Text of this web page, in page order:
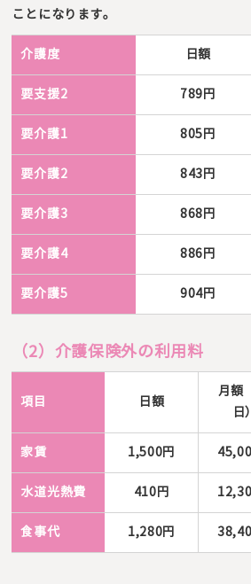
ことになります。
介護度 日額
要支援2 789円
要介護1 805円
要介護2 843円
要介護3 868円
要介護4 886円
要介護5 904円
（2）介護保険外の利用料
項目 日額
月額
日）
家賃 1,500円
水道光熱費 410円
食事代 1,280円